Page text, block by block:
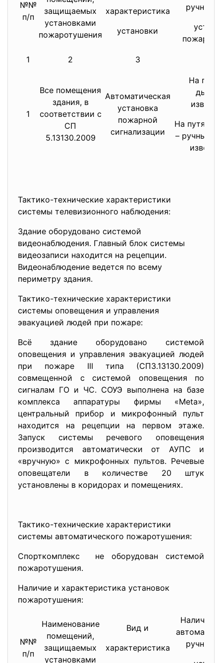
№№
п/п
защищаемых
установками
пожаротушения
характеристика
установки
ручного
1 2 3
1
Все помещения
здания, в
соответствии с
СП
5.13130.2009
Автоматическая
установка
пожарной
сигнализации
На
На путях
– ручные
Тактико-технические характеристики
системы телевизионного наблюдения:
Здание оборудовано системой
видеонаблюдения. Главный блок системы
видеозаписи находится на рецепции.
Видеонаблюдение ведется по всему
периметру здания.
Тактико-технические характеристики
системы оповещения и управления
эвакуацией людей при пожаре:
Всё здание оборудовано системой
оповещения и управления эвакуацией людей
при пожаре III типа (СП3.13130.2009)
совмещенной с системой оповещения по
сигналам ГО и ЧС. СОУЭ выполнена на базе
комплекса аппаратуры фирмы «Meta»,
центральный прибор и микрофонный пульт
находится на рецепции на первом этаже.
Запуск системы речевого оповещения
производится автоматически от АУПС и
«вручную» с микрофонных пультов. Речевые
оповещатели в количестве 20 штук
установлены в коридорах и помещениях.
Тактико-технические характеристики
системы автоматического пожаротушения:
Спорткомплекс не оборудован системой
пожаротушения.
Наличие и характеристика установок
пожаротушения:
№№
п/п
Наименование
помещений,
защищаемых
установками
Вид и
характеристика
Наличие
ручного